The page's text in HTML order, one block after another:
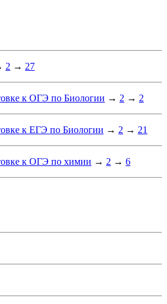
2 → 27
к ОГЭ по Биологии → 2 → 2
к ЕГЭ по Биологии → 2 → 21
к ОГЭ по химии → 2 → 6